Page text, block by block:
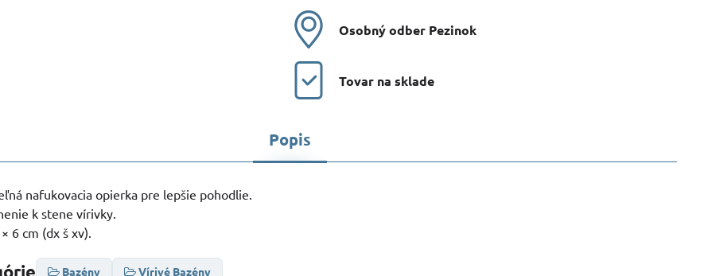
Osobný odber Pezinok
Tovar na sklade
Popis
nafukovacia opierka pre lepšie pohodlie.
k stene vírivky.
6 cm (dx š xv).
Bazény Vírivé Bazény